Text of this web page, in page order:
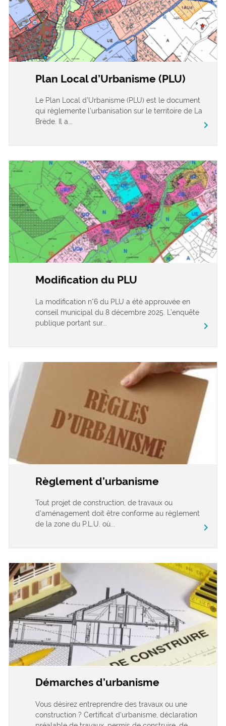
Plan Local d’Urbanisme (PLU)
Le Plan Local d’Urbanisme (PLU) est le document
qui règlemente l’urbanisation sur le territoire de La
Brède. Il a...
chevron_right
Modification du PLU
La modification n°6 du PLU a été approuvée en
conseil municipal du 8 décembre 2025. L’enquête
publique portant sur...
chevron_right
Règlement d’urbanisme
Tout projet de construction, de travaux ou
d’aménagement doit être conforme au règlement
de la zone du P.L.U. où...
chevron_right
Démarches d’urbanisme
Vous désirez entreprendre des travaux ou une
construction ? Certificat d’urbanisme, déclaration